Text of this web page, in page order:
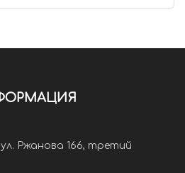
Ржанова 166, третий